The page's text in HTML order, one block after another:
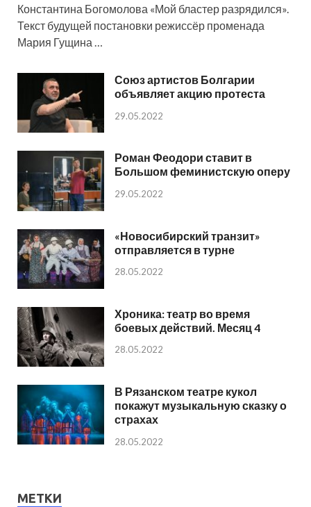
Константина Богомолова «Мой бластер разрядился».
Текст будущей постановки режиссёр променада
Мария Гущина …
Союз артистов Болгарии
объявляет акцию протеста
29.05.2022
Роман Феодори ставит в
Большом феминистскую оперу
29.05.2022
«Новосибирский транзит»
отправляется в турне
28.05.2022
Хроника: театр во время
боевых действий. Месяц 4
28.05.2022
В Рязанском театре кукол
покажут музыкальную сказку о
страхах
28.05.2022
МЕТКИ